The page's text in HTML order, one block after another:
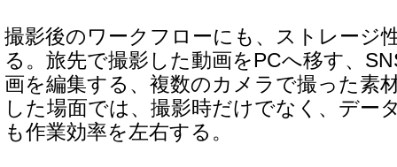
撮影後のワークフローにも、ストレージ
る。旅先で撮影した動画をPCへ移す、
画を編集する、複数のカメラで撮った素
した場面では、撮影時だけでなく、デー
も作業効率を左右する。